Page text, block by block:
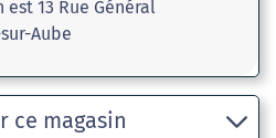
13 Rue Général
Aube
ce magasin